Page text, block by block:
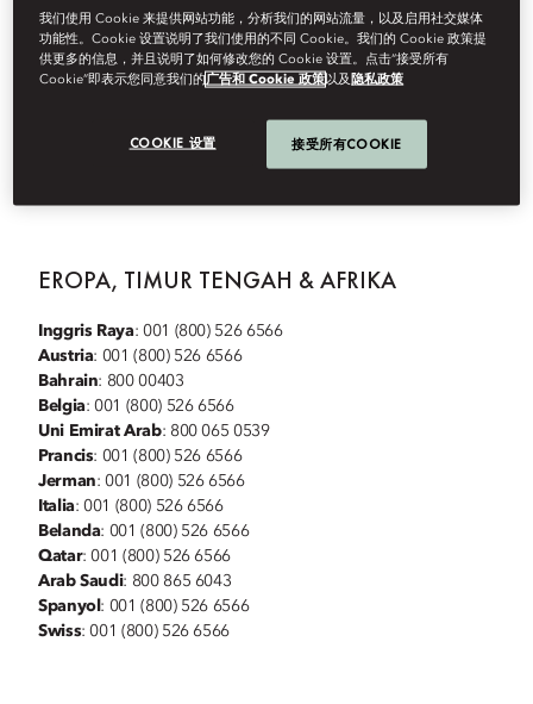
AMERIKA
: 001 (800) 526 6566
: 001 (800) 526 6566
EROPA, TIMUR TENGAH & AFRIKA
Inggris Raya: 001 (800) 526 6566
Austria: 001 (800) 526 6566
Bahrain: 800 00403
Belgia: 001 (800) 526 6566
Uni Emirat Arab: 800 065 0539
Prancis: 001 (800) 526 6566
Jerman: 001 (800) 526 6566
Italia: 001 (800) 526 6566
Belanda: 001 (800) 526 6566
Qatar: 001 (800) 526 6566
Arab Saudi: 800 865 6043
Spanyol : 001 (800) 526 6566
Swiss: 001 (800) 526 6566
我们使用 Cookie 来提供网站功能，分析我们的网站流量，以及启用社交媒体
功能性。Cookie 设置说明了我们使用的不同 Cookie。我们的 Cookie 政策提
供更多的信息，并且说明了如何修改您的 Cookie 设置。点击“接受所有
Cookie”即表示您同意我们的广告和 Cookie 政策以及 隐私政策
COOKIE 设置 接受所有COOKIE